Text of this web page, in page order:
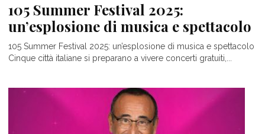
105 Summer Festival 2025:
un’esplosione di musica e spettacolo
105 Summer Festival 2025: un’esplosione di musica e spettacolo
Cinque città italiane si preparano a vivere concerti gratuiti,...